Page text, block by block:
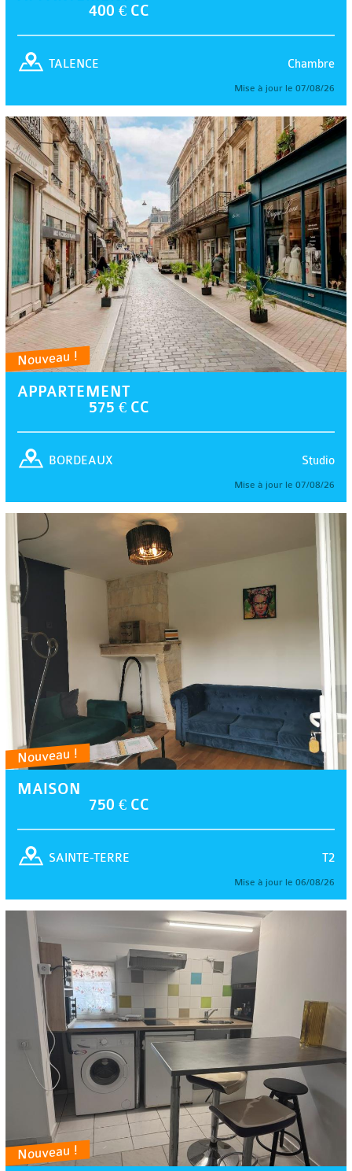
400 € CC
Chambre
TALENCE
Mise à jour le 07/08/26
Nouveau !
APPARTEMENT
575 € CC
Studio
BORDEAUX
Mise à jour le 07/08/26
Nouveau !
MAISON
750 € CC
T2
SAINTE-TERRE
Mise à jour le 06/08/26
Nouveau !